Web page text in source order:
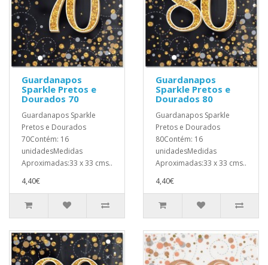
Guardanapos
Sparkle Pretos e
Dourados 70
Guardanapos Sparkle
Pretos e Dourados
70Contém: 16
unidadesMedidas
Aproximadas:33 x 33 cms..
4,40€
Guardanapos
Sparkle Pretos e
Dourados 80
Guardanapos Sparkle
Pretos e Dourados
80Contém: 16
unidadesMedidas
Aproximadas:33 x 33 cms..
4,40€